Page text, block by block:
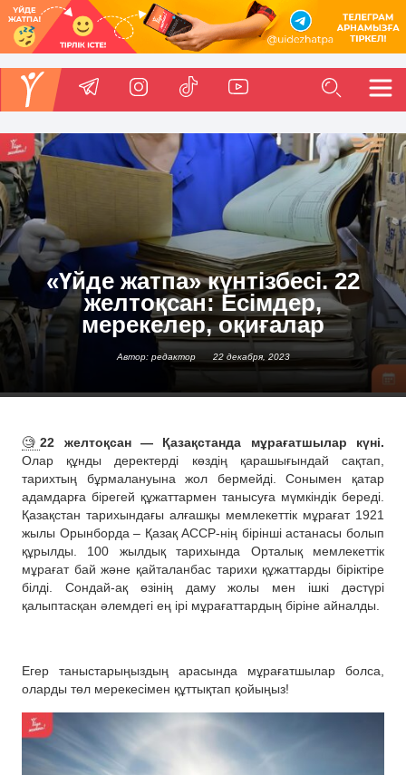
«Үйде жатпа» күнтізбесі. 22
желтоқсан: Есімдер,
мерекелер, оқиғалар
Автор: редактор 22 декабря, 2023
🧐22 желтоқсан — Қазақстанда мұрағатшылар күні.
Олар құнды деректерді көздің қарашығындай сақтап,
тарихтың бұрмалануына жол бермейді. Сонымен қатар
адамдарға бірегей құжаттармен танысуға мүмкіндік береді.
Қазақстан тарихындағы алғашқы мемлекеттік мұрағат 1921
жылы Орынборда – Қазақ АССР-нің бірінші астанасы болып
құрылды. 100 жылдық тарихында Орталық мемлекеттік
мұрағат бай және қайталанбас тарихи құжаттарды біріктіре
білді. Сондай-ақ өзінің даму жолы мен ішкі дәстүрі
қалыптасқан әлемдегі ең ірі мұрағаттардың біріне айналды.
Егер таныстарыңыздың арасында мұрағатшылар болса,
оларды төл мерекесімен құттықтап қойыңыз!